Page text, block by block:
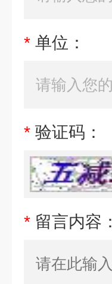
* 单位：
* 验证码：
* 留言内容：